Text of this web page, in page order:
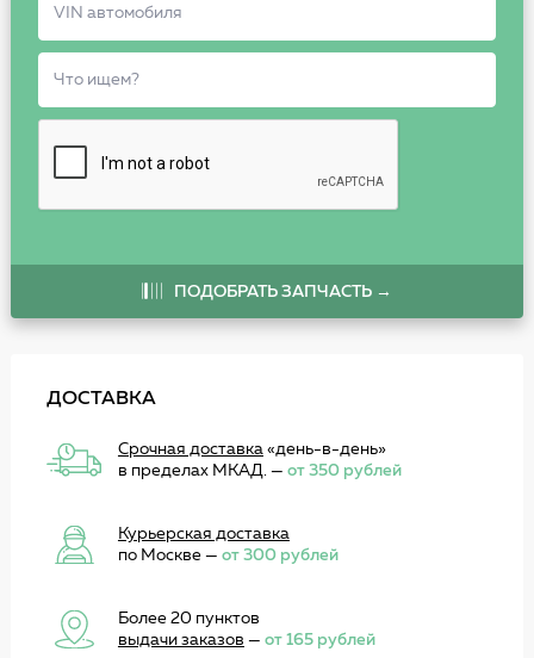
ПОДОБРАТЬ ЗАПЧАСТЬ →
ДОСТАВКА
Срочная доставка«день-в-день»
в пределах МКАД. — от 350 рублей
Курьерская доставка
по Москве — от 300 рублей
Более 20 пунктов
выдачи заказов — от 165 рублей